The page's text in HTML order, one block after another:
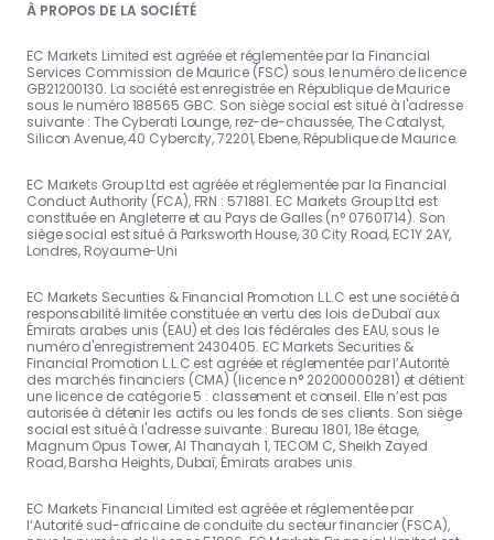
À PROPOS DE LA SOCIÉTÉ
EC Markets Limited est agréée et réglementée par la Financial
Services Commission de Maurice (FSC) sous le numéro de licence
GB21200130. La société est enregistrée en République de Maurice
sous le numéro 188565 GBC. Son siège social est situé à l'adresse
suivante : The Cyberati Lounge, rez-de-chaussée, The Catalyst,
Silicon Avenue, 40 Cybercity, 72201, Ebene, République de Maurice.
EC Markets Group Ltd est agréée et réglementée par la Financial
Conduct Authority (FCA), FRN : 571881. EC Markets Group Ltd est
constituée en Angleterre et au Pays de Galles (n° 07601714). Son
siège social est situé à Parksworth House, 30 City Road, EC1Y 2AY,
Londres, Royaume-Uni
EC Markets Securities & Financial Promotion L.L.C est une société à
responsabilité limitée constituée en vertu des lois de Dubaï aux
Émirats arabes unis (EAU) et des lois fédérales des EAU, sous le
numéro d'enregistrement 2430405. EC Markets Securities &
Financial Promotion L.L.C est agréée et réglementée par l’Autorité
des marchés financiers (CMA) (licence n° 20200000281) et détient
une licence de catégorie 5 : classement et conseil. Elle n’est pas
autorisée à détenir les actifs ou les fonds de ses clients. Son siège
social est situé à l'adresse suivante : Bureau 1801, 18e étage,
Magnum Opus Tower, Al Thanayah 1, TECOM C, Sheikh Zayed
Road, Barsha Heights, Dubaï, Émirats arabes unis.
EC Markets Financial Limited est agréée et réglementée par
l’Autorité sud-africaine de conduite du secteur financier (FSCA),